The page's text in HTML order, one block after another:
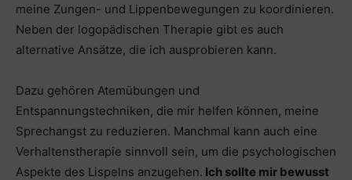
meine Zungen- und Lippenbewegungen zu koordinieren.
Neben der logopädischen Therapie gibt es auch
alternative Ansätze, die ich ausprobieren kann.
Dazu gehören Atemübungen und
Entspannungstechniken, die mir helfen können, meine
Sprechangst zu reduzieren. Manchmal kann auch eine
Verhaltenstherapie sinnvoll sein, um die psychologischen
Aspekte des Lispelns anzugehen. Ich sollte mir bewusst